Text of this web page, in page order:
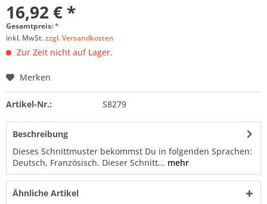
16,92 € *
Gesamtpreis:*
inkl. MwSt.zzgl. Versandkosten
Zur Zeit nicht auf Lager.
Merken
Artikel-Nr.: S8279
Beschreibung
Dieses Schnittmuster bekommst Du in folgenden Sprachen:
Deutsch, Französisch. Dieser Schnitt... mehr
Ähnliche Artikel